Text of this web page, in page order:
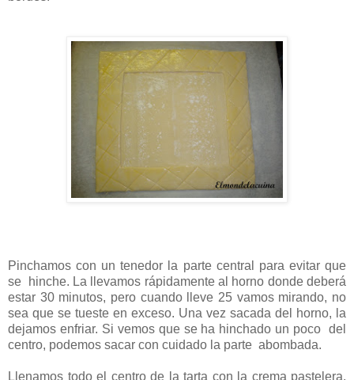
Pinchamos con un tenedor la parte central para evitar que
se hinche. La llevamos rápidamente al horno donde deberá
estar 30 minutos, pero cuando lleve 25 vamos mirando, no
sea que se tueste en exceso. Una vez sacada del horno, la
dejamos enfriar. Si vemos que se ha hinchado un poco del
centro, podemos sacar con cuidado la parte abombada.
Llenamos todo el centro de la tarta con la crema pastelera,